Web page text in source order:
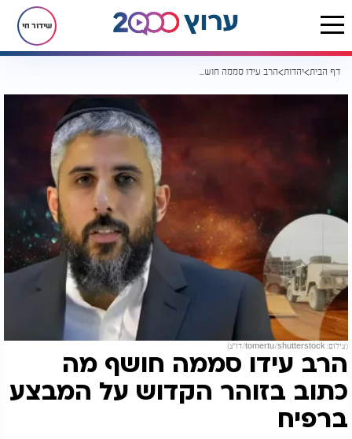
שידור חי
דף הבית יהדות הרב עידו סממה חושף מה כתוב בזוהר הקדוש על המבצע ברפיח
(צילום: tomertu/shutterstock/דו"צ)
הרב עידו סממה חושף מה
כתוב בזוהר הקדוש על המבצע
ברפיח